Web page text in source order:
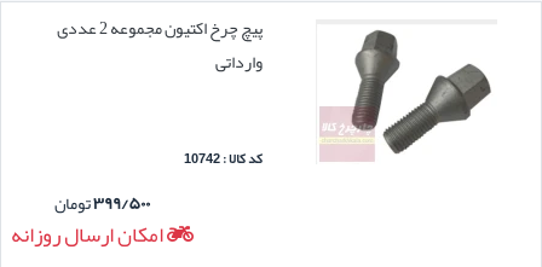
پیچ چرخ اکتیون مجموعه 2 عددی
وارداتی
کد کالا : 10742
۳۹۹/۵۰۰تومان
امکان ارسال روزانه